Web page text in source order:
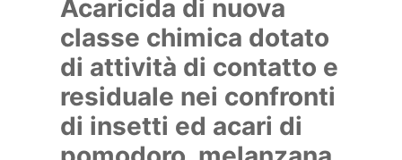
Acaricida di nuova
classe chimica dotato
di attività di contatto e
residuale nei confronti
di insetti ed acari di